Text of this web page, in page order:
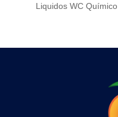
Liquidos WC Químico